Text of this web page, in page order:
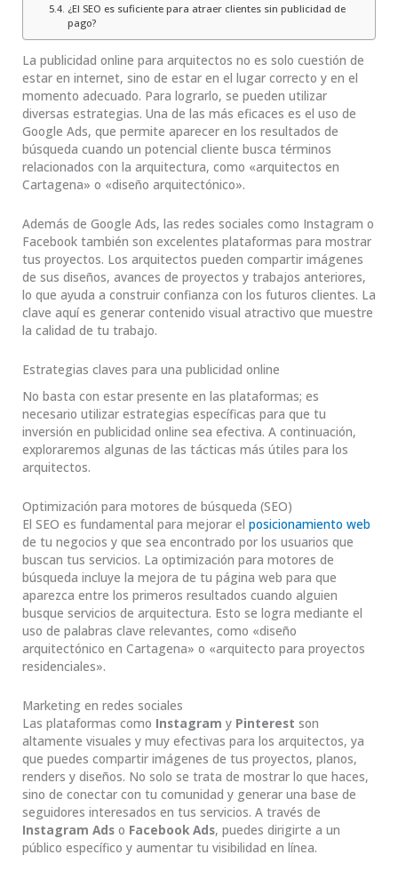
¿El SEO es suficiente para atraer clientes sin publicidad de
pago?
La publicidad online para arquitectos no es solo cuestión de
estar en internet, sino de estar en el lugar correcto y en el
momento adecuado. Para lograrlo, se pueden utilizar
diversas estrategias. Una de las más eficaces es el uso de
Google Ads, que permite aparecer en los resultados de
búsqueda cuando un potencial cliente busca términos
relacionados con la arquitectura, como «arquitectos en
Cartagena» o «diseño arquitectónico».
Además de Google Ads, las redes sociales como Instagram o
Facebook también son excelentes plataformas para mostrar
tus proyectos. Los arquitectos pueden compartir imágenes
de sus diseños, avances de proyectos y trabajos anteriores,
lo que ayuda a construir confianza con los futuros clientes. La
clave aquí es generar contenido visual atractivo que muestre
la calidad de tu trabajo.
Estrategias claves para una publicidad online
No basta con estar presente en las plataformas; es
necesario utilizar estrategias específicas para que tu
inversión en publicidad online sea efectiva. A continuación,
exploraremos algunas de las tácticas más útiles para los
arquitectos.
Optimización para motores de búsqueda (SEO)
El SEO es fundamental para mejorar el posicionamiento web
de tu negocios y que sea encontrado por los usuarios que
buscan tus servicios. La optimización para motores de
búsqueda incluye la mejora de tu página web para que
aparezca entre los primeros resultados cuando alguien
busque servicios de arquitectura. Esto se logra mediante el
uso de palabras clave relevantes, como «diseño
arquitectónico en Cartagena» o «arquitecto para proyectos
residenciales».
Marketing en redes sociales
Las plataformas como Instagram y Pinterest son
altamente visuales y muy efectivas para los arquitectos, ya
que puedes compartir imágenes de tus proyectos, planos,
renders y diseños. No solo se trata de mostrar lo que haces,
sino de conectar con tu comunidad y generar una base de
seguidores interesados en tus servicios. A través de
Instagram Ads o Facebook Ads, puedes dirigirte a un
público específico y aumentar tu visibilidad en línea.